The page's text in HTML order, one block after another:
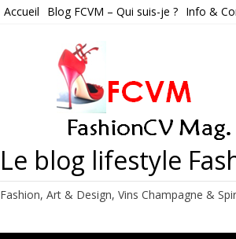
Accueil Blog FCVM – Qui suis-je ? Info &
Le blog lifestyle
Fashion, Art & Design, Vins Champagne &